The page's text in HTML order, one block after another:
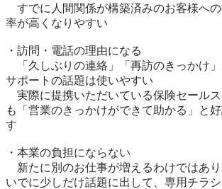
すでに人間関係が構築済みのお客様へ
率が高くなりやすい
・訪問・電話の理由になる
「久しぶりの連絡」「再訪のきっかけ
サポートの話題は使いやすい
実際に提携いただいている保険セール
も「営業のきっかけができて助かる」と
す
・本業の負担にならない
新たに別のお仕事が増えるわけではあ
いでに少しだけ話題に出して、専用チラ